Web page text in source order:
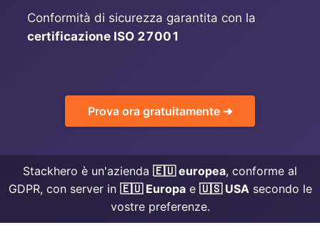
Meilisearch
Mercure-Hub
Mosquitto
Conformità di sicurezza garantita con la
certificazione ISO 27001
Prova ora gratuitamente ➔
Stackhero è un'azienda 🇪🇺 europea, conforme al
GDPR, con server in 🇪🇺 Europae 🇺🇸 USAsecondo le
vostre preferenze.